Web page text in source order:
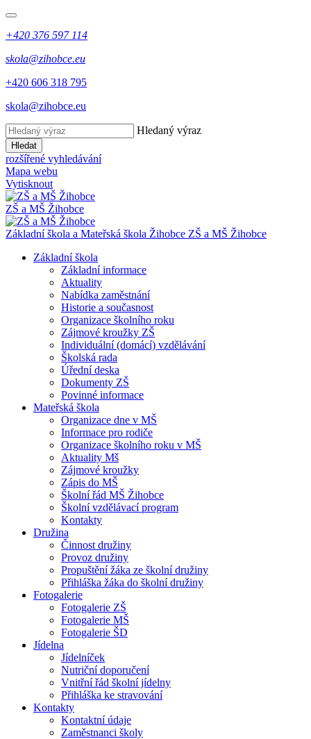
+420 376 597 114
skola@zihobce.eu
+420 606 318 795
skola@zihobce.eu
Hledaný výraz
Hledat
rozšířené vyhledávání
Mapa webu
Vytisknout
ZŠ a MŠ Žihobce
Základní škola a Mateřská škola Žihobce ZŠ a MŠ Žihobce
Základní škola
Základní informace
Aktuality
Nabídka zaměstnání
Historie a současnost
Organizace školního roku
Zájmové kroužky ZŠ
Individuální (domácí) vzdělávání
Školská rada
Úřední deska
Dokumenty ZŠ
Povinné informace
Mateřská škola
Organizace dne v MŠ
Informace pro rodiče
Organizace školního roku v MŠ
Aktuality Mš
Zájmové kroužky
Zápis do MŠ
Školní řád MŠ Žihobce
Školní vzdělávací program
Kontakty
Družina
Činnost družiny
Provoz družiny
Propuštění žáka ze školní družiny
Přihláška žáka do školní družiny
Fotogalerie
Fotogalerie ZŠ
Fotogalerie MŠ
Fotogalerie ŠD
Jídelna
Jídelníček
Nutriční doporučení
Vnitřní řád školní jídelny
Přihláška ke stravování
Kontakty
Kontaktní údaje
Zaměstnanci školy